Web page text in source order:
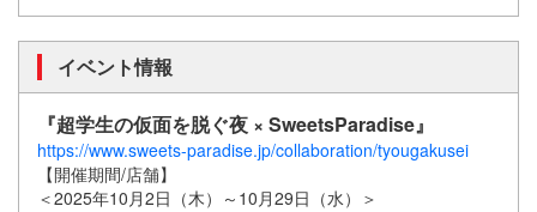
イベント情報
『超学生の仮面を脱ぐ夜 × SweetsParadise』
https://www.sweets-paradise.jp/collaboration/tyougakusei
【開催期間/店舗】
＜2025年10月2日（木）～10月29日（水）＞